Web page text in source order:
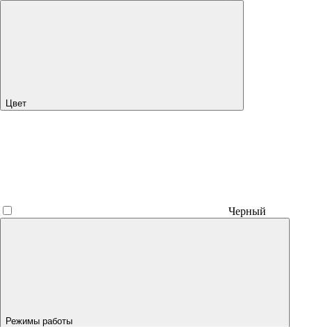
Цвет
Черный
Режимы работы